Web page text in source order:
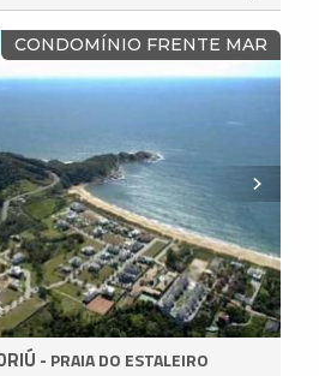
CONDOMÍNIO FRENTE MAR
- PRAIA DO ESTALEIRO